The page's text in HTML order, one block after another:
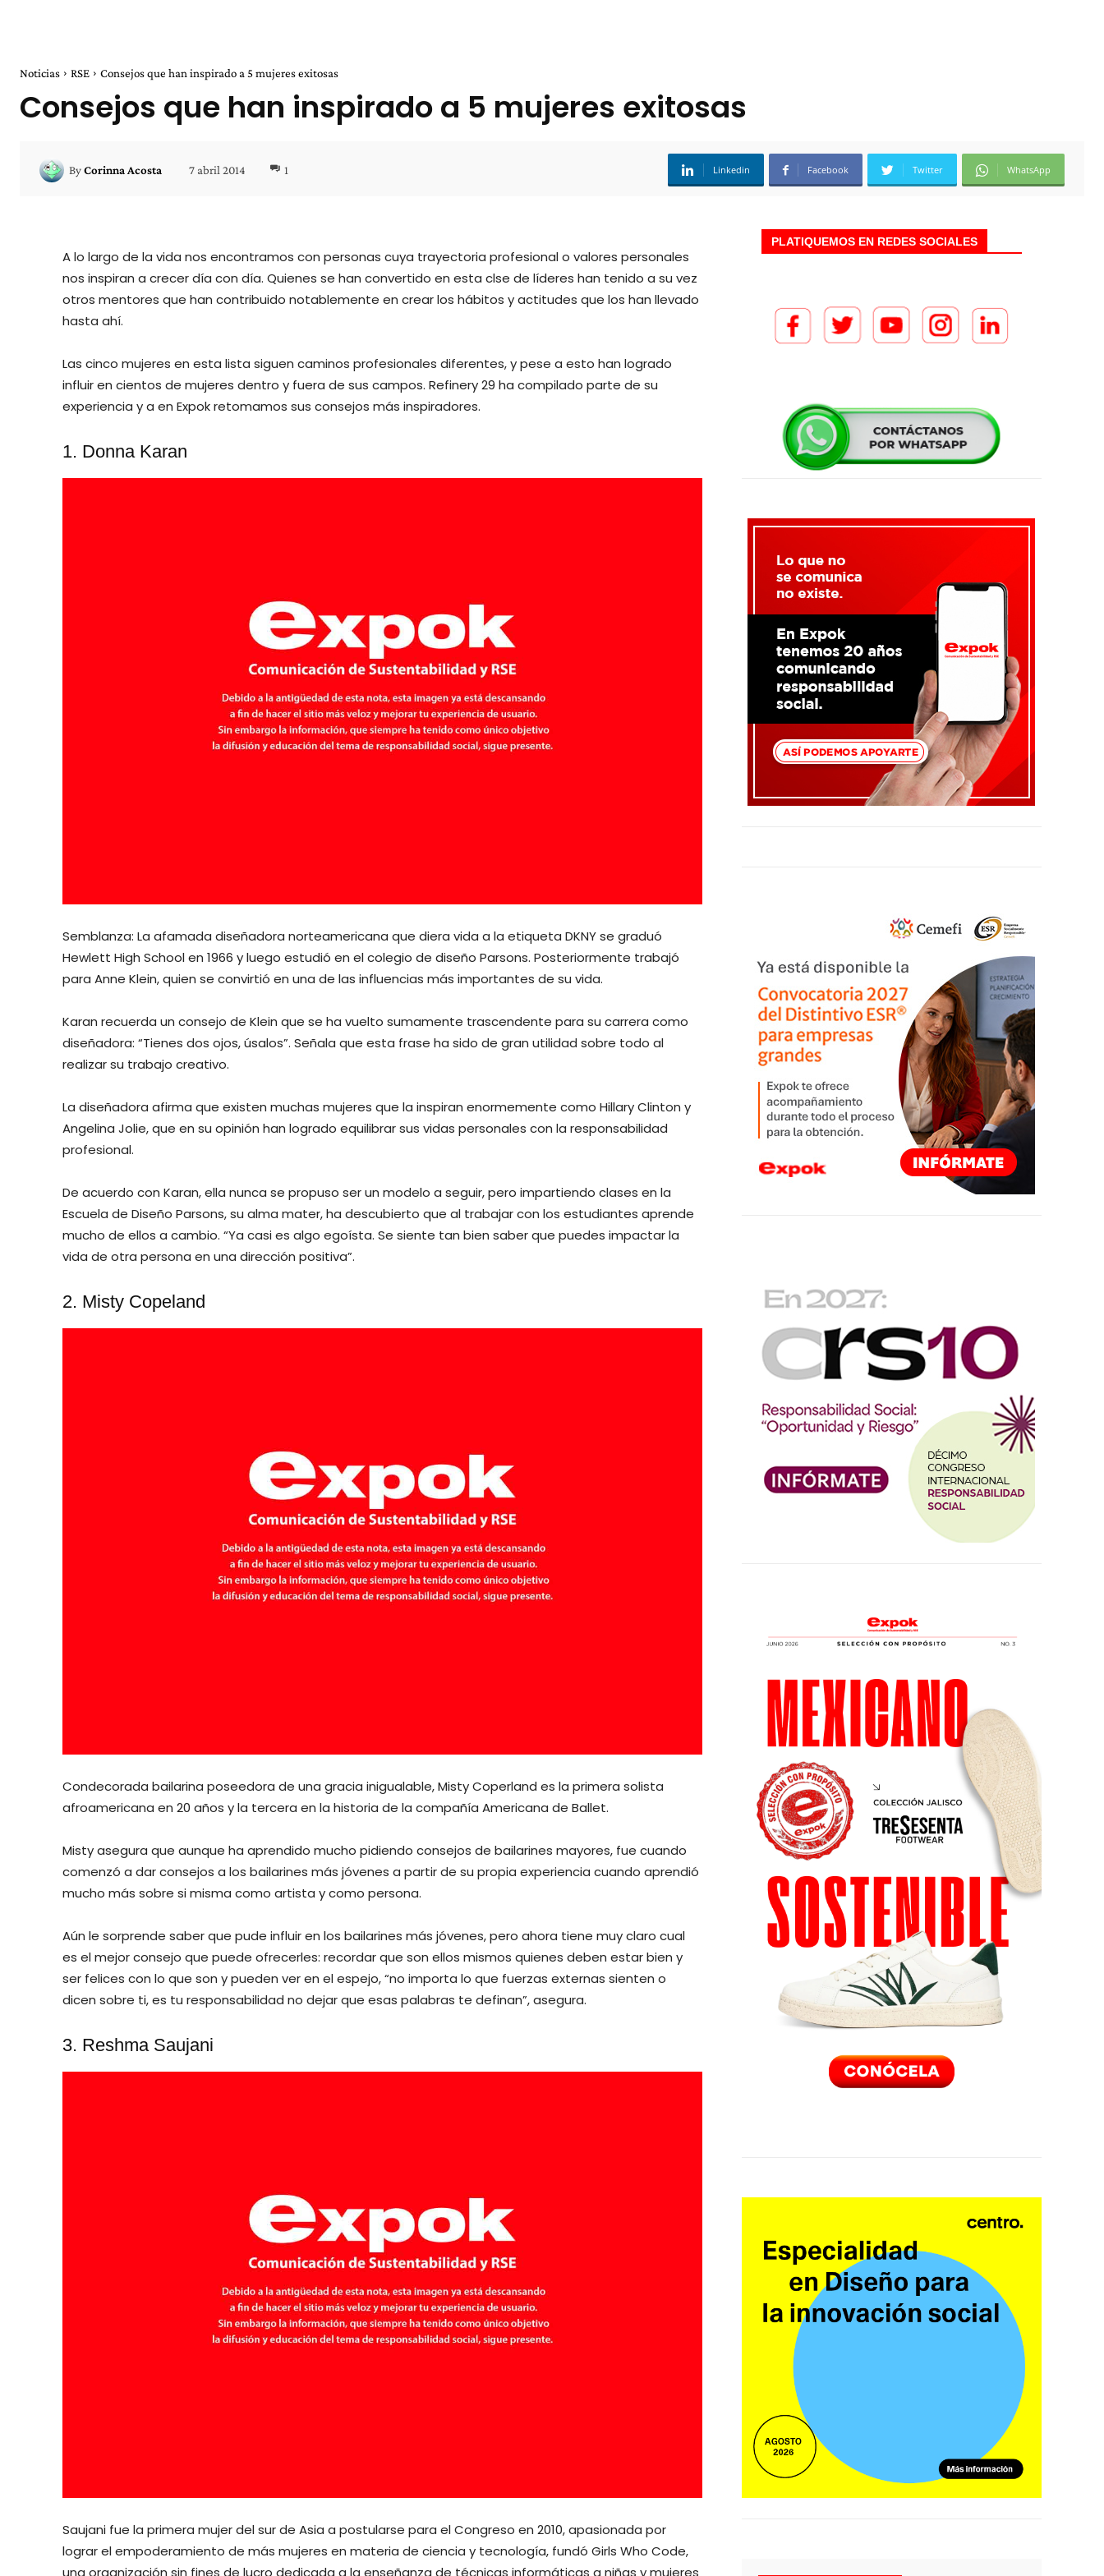
Noticias RSE Consejos que han inspirado a 5 mujeres exitosas
Consejos que han inspirado a 5 mujeres exitosas
ByCorinna Acosta 7 abril 2014 1 Linkedin Facebook Twitter WhatsApp
A lo largo de la vida nos encontramos con personas cuya trayectoria profesional o valores personales
nos inspiran a crecer día con día. Quienes se han convertido en esta clse de líderes han tenido a su vez
otros mentores que han contribuido notablemente en crear los hábitos y actitudes que los han llevado
hasta ahí.
Las cinco mujeres en esta lista siguen caminos profesionales diferentes, y pese a esto han logrado
influir en cientos de mujeres dentro y fuera de sus campos. Refinery 29 ha compilado parte de su
experiencia y a en Expok retomamos sus consejos más inspiradores.
1. Donna Karan
Semblanza: La afamada diseñadora norteamericana que diera vida a la etiqueta DKNY se graduó
Hewlett High School en 1966 y luego estudió en el colegio de diseño Parsons. Posteriormente trabajó
para Anne Klein, quien se convirtió en una de las influencias más importantes de su vida.
Karan recuerda un consejo de Klein que se ha vuelto sumamente trascendente para su carrera como
diseñadora: “Tienes dos ojos, úsalos”. Señala que esta frase ha sido de gran utilidad sobre todo al
realizar su trabajo creativo.
La diseñadora afirma que existen muchas mujeres que la inspiran enormemente como Hillary Clinton y
Angelina Jolie, que en su opinión han logrado equilibrar sus vidas personales con la responsabilidad
profesional.
De acuerdo con Karan, ella nunca se propuso ser un modelo a seguir, pero impartiendo clases en la
Escuela de Diseño Parsons, su alma mater, ha descubierto que al trabajar con los estudiantes aprende
mucho de ellos a cambio. “Ya casi es algo egoísta. Se siente tan bien saber que puedes impactar la
vida de otra persona en una dirección positiva”.
2. Misty Copeland
Condecorada bailarina poseedora de una gracia inigualable, Misty Coperland es la primera solista
afroamericana en 20 años y la tercera en la historia de la compañía Americana de Ballet.
Misty asegura que aunque ha aprendido mucho pidiendo consejos de bailarines mayores, fue cuando
comenzó a dar consejos a los bailarines más jóvenes a partir de su propia experiencia cuando aprendió
mucho más sobre si misma como artista y como persona.
Aún le sorprende saber que pude influir en los bailarines más jóvenes, pero ahora tiene muy claro cual
es el mejor consejo que puede ofrecerles: recordar que son ellos mismos quienes deben estar bien y
ser felices con lo que son y pueden ver en el espejo, “no importa lo que fuerzas externas sienten o
dicen sobre ti, es tu responsabilidad no dejar que esas palabras te definan”, asegura.
3. Reshma Saujani
Saujani fue la primera mujer del sur de Asia a postularse para el Congreso en 2010, apasionada por
lograr el empoderamiento de más mujeres en materia de ciencia y tecnología, fundó Girls Who Code,
PLATIQUEMOS EN REDES SOCIALES